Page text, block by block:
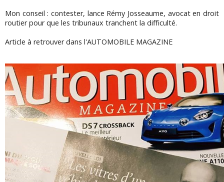
Mon conseil : contester, lance Rémy Josseaume, avocat en droit
routier pour que les tribunaux tranchent la difficulté.
Article à retrouver dans l'AUTOMOBILE MAGAZINE